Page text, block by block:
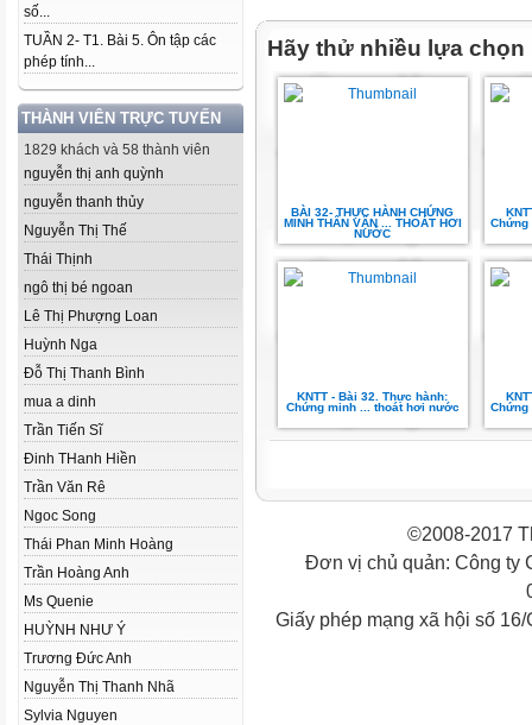
số...
TUẦN 2- T1. Bài 5. Ôn tập các
phép tính...
THÀNH VIÊN TRỰC TUYẾN
1829 khách và 58 thành viên
nguyễn thị anh quỳnh
nguyễn thanh thủy
Nguyễn Thị Thế
Thái Thịnh
ngô thị bé ngoan
Lê Thị Phượng Loan
Huỳnh Nga
Đỗ Thị Thanh Bình
mua a dinh
Trần Tiến Sĩ
Đinh THanh Hiền
Trần Văn Rê
Ngoc Song
Thái Phan Minh Hoàng
Trần Hoàng Anh
Ms Quenie
HUỲNH NHƯ Ý
Trương Đức Anh
Nguyễn Thị Thanh Nhã
Sylvia Nguyen
Hãy thử nhiều lựa chọn
BÀI 32- THỰC HÀNH CHỨNG
MINH THÂN VẬN ... THOÁT HƠI
NƯỚC
KNTT - Bài 32. Thực hành:
Chứng minh ... thoát hơi nước
©2008-2017
Đơn vị chủ quản: Công ty
Giấy phép mạng xã hội số